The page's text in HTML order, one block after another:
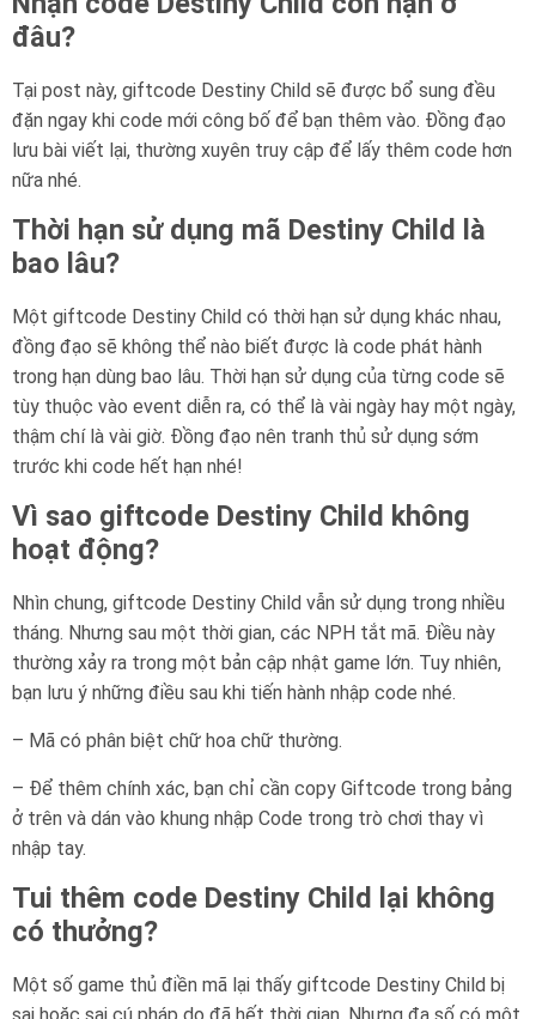
đâu?
Tại post này, giftcode Destiny Child sẽ được bổ sung đều
đặn ngay khi code mới công bố để bạn thêm vào. Đồng đạo
lưu bài viết lại, thường xuyên truy cập để lấy thêm code hơn
nữa nhé.
Thời hạn sử dụng mã Destiny Child là
bao lâu?
Một giftcode Destiny Child có thời hạn sử dụng khác nhau,
đồng đạo sẽ không thể nào biết được là code phát hành
trong hạn dùng bao lâu. Thời hạn sử dụng của từng code sẽ
tùy thuộc vào event diễn ra, có thể là vài ngày hay một ngày,
thậm chí là vài giờ. Đồng đạo nên tranh thủ sử dụng sớm
trước khi code hết hạn nhé!
Vì sao giftcode Destiny Child không
hoạt động?
Nhìn chung, giftcode Destiny Child vẫn sử dụng trong nhiều
tháng. Nhưng sau một thời gian, các NPH tắt mã. Điều này
thường xảy ra trong một bản cập nhật game lớn. Tuy nhiên,
bạn lưu ý những điều sau khi tiến hành nhập code nhé.
– Mã có phân biệt chữ hoa chữ thường.
– Để thêm chính xác, bạn chỉ cần copy Giftcode trong bảng
ở trên và dán vào khung nhập Code trong trò chơi thay vì
nhập tay.
Tui thêm code Destiny Child lại không
có thưởng?
Một số game thủ điền mã lại thấy giftcode Destiny Child bị